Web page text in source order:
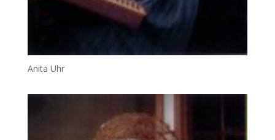
Anita Uhr